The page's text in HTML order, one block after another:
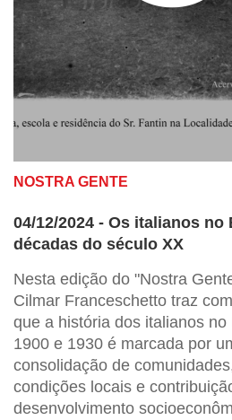
NOSTRA GENTE
04/12/2024 - Os italianos no
décadas do século XX
Nesta edição do "Nostra
Cilmar Franceschetto traz
que a história dos italianos
1900 e 1930 é marcada por
consolidação de
condições locais e
desenvolvimento